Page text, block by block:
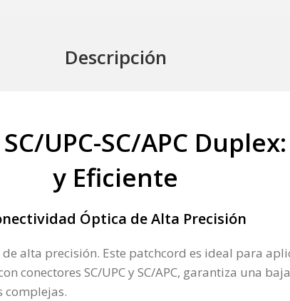
Descripción
UPC-SC/APC
y Eficiente
Óptica de Alta Precisión
alta precisión. Este patchcord es ideal para
conectores SC/UPC y SC/APC, garantiza una
complejas.